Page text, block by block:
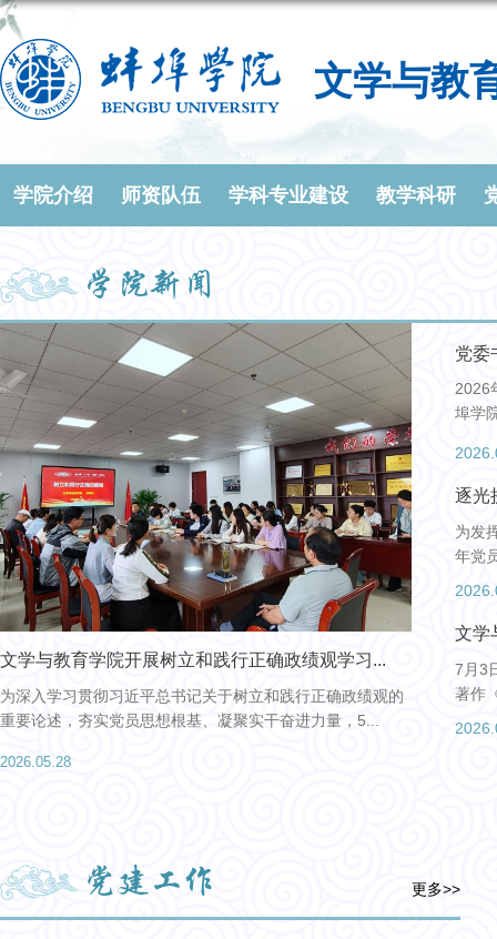
文学与教
学院介绍 师资队伍 学科专业建设 教学科研
学院新闻
学院开展树立和践行正确政绩观学习...
贯彻习近平总书记关于树立和践行正确政绩观的
夯实党员思想根基、凝聚实干奋进力量，5...
青春逐趣，聚力
为深入推进阳光体育
举教育理念，充分彰
党委
2026
埠学
逐光
为发
年党
文学
7月3
著作
党建工作 更多>>